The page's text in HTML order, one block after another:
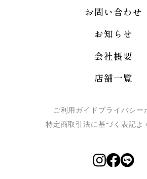
お問い合わせ
お知らせ
会社概要
店舗一覧
ご利用ガイド プライバシー
特定商取引法に基づく表記よ